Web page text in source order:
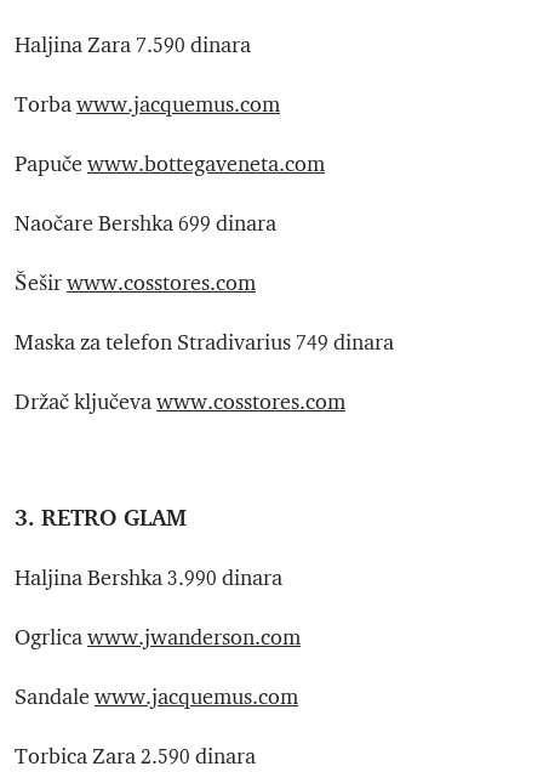
Haljina Zara 7.590 dinara
Torbawww.jacquemus.com
Papuče www.bottegaveneta.com
Naočare Bershka 699 dinara
Šeširwww.cosstores.com
Maska za telefon Stradivarius 749 dinara
Držač ključevawww.cosstores.com
3. RETRO GLAM
Haljina Bershka 3.990 dinara
Ogrlicawww.jwanderson.com
Sandale www.jacquemus.com
Torbica Zara 2.590 dinara